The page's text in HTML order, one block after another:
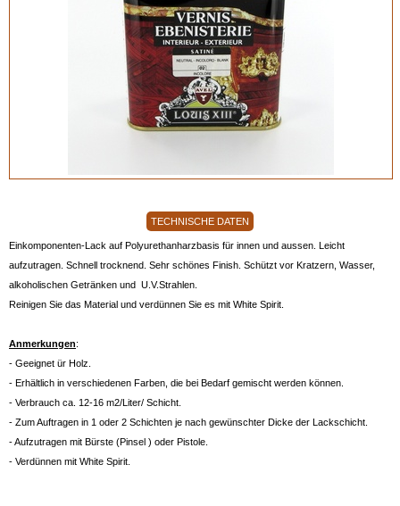
TECHNISCHE DATEN
Einkomponenten-Lack auf Polyurethanharzbasis für innen und aussen. Leicht
aufzutragen. Schnell trocknend. Sehr schönes Finish. Schützt vor Kratzern, Wasser,
alkoholischen Getränken und U.V.Strahlen.
Reinigen Sie das Material und verdünnen Sie es mit White Spirit.
Anmerkungen:
- Geeignet ür Holz.
- Erhältlich in verschiedenen Farben, die bei Bedarf gemischt werden können.
- Verbrauch ca. 12-16 m2/Liter/ Schicht.
- Zum Auftragen in 1 oder 2 Schichten je nach gewünschter Dicke der Lackschicht.
- Aufzutragen mit Bürste (Pinsel ) oder Pistole.
- Verdünnen mit White Spirit.